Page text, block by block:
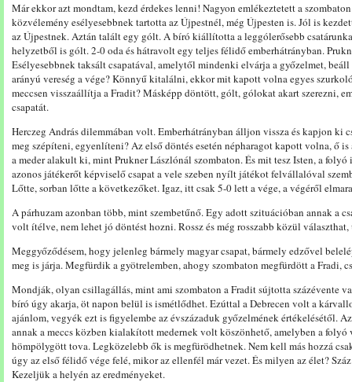
Már ekkor azt mondtam, kezd érdekes lenni! Nagyon emlékeztetett a
közvélemény esélyesebbnek tartotta az Újpestnél, még Újpesten is. Jól is
az Újpestnek. Aztán talált egy gólt. A bíró kiállította a leggólerősebb
helyzetből is gólt. 2-0 oda és hátravolt egy teljes félidő emberhátrányban.
Esélyesebbnek taksált csapatával, amelytől mindenki elvárja a győzelmet,
arányú vereség a vége? Könnyű kitalálni, ekkor mit kapott volna egyes
meccsen visszaállítja a Fradit? Másképp döntött, gólt, gólokat akart szerezni,
csapatát.
Herczeg András dilemmában volt. Emberhátrányban álljon vissza és kapjon ki
meg szépíteni, egyenlíteni? Az első döntés esetén népharagot kapott volna, ő
a meder alakult ki, mint Prukner Lászlónál szombaton. És mit tesz Isten, a
azonos játékerőt képviselő csapat a vele szeben nyílt játékot felvállalóval
Lőtte, sorban lőtte a következőket. Igaz, itt csak 5-0 lett a vége, a végéről
A párhuzam azonban több, mint szembetűnő. Egy adott szituációban annak a
volt ítélve, nem lehet jó döntést hozni. Rossz és még rosszabb közül
Meggyőződésem, hogy jelenleg bármely magyar csapat, bármely edzővel
meg is járja. Megfürdik a gyötrelemben, ahogy szombaton megfürdött a Fradi,
Mondják, olyan csillagállás, mint ami szombaton a Fradit sújtotta százévente
bíró úgy akarja, öt napon belül is ismétlődhet. Ezúttal a Debrecen volt a
ajánlom, vegyék ezt is figyelembe az évszázaduk győzelmének értékelésétől.
annak a meccs közben kialakított medernek volt köszönhető, amelyben a
hömpölygött tova. Legközelebb ők is megfürödhetnek. Nem kell más hozzá
úgy az első félidő vége felé, mikor az ellenfél már vezet. És milyen az élet?
Kezeljük a helyén az eredményeket.